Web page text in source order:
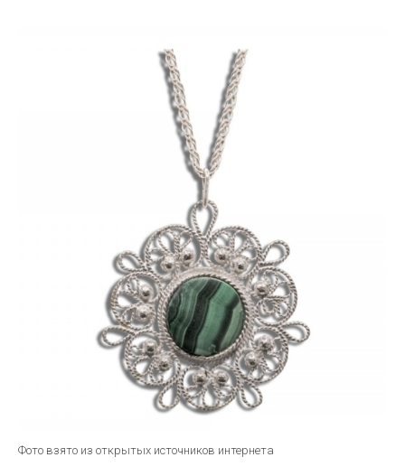
Фото взято из открытых источников интернета